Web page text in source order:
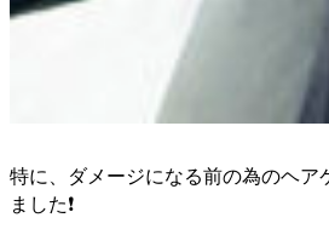
特に、ダメージになる前の為のヘア
ました❗️